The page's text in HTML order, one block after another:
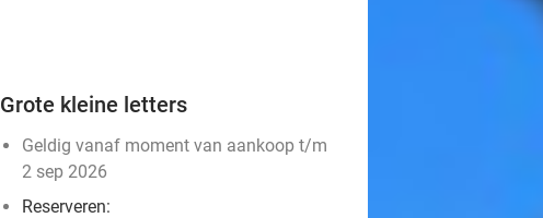
Grote kleine letters
Geldig vanaf moment van aankoop t/m
2 sep 2026
Reserveren: